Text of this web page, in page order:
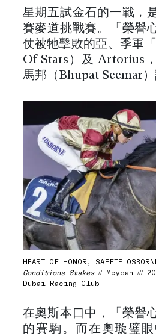
星期五試金石的一戰，
賽麥道挑戰賽。「榮譽
仗被牠擊敗的亞、季軍
Of Stars）及 Artorius
馬邦（Bhupat Seemar）
HEART OF HONOR, SAFFIE
Conditions Stakes// Meydan ///
Dubai Racing Club
在奧斯本口中，「榮譽
的賽駒。而在奧璇璧